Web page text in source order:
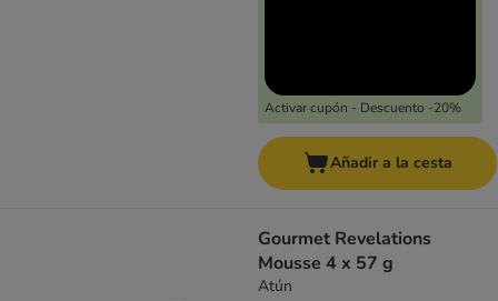
Activar cupón - Descuento -20%
Añadir a la cesta
Gourmet Revelations
Mousse 4 x 57 g
Atún